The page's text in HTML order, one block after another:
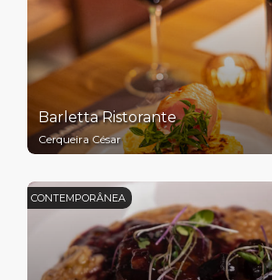
Barletta Ristorante
Cerqueira César
CONTEMPORÂNEA